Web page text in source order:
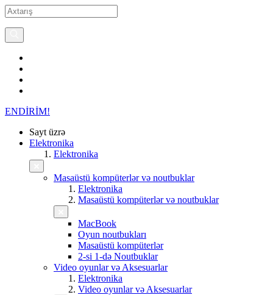
ENDİRİM!
Sayt üzrə
Elektronika
Elektronika
Masaüstü kompüterlər və noutbuklar
Elektronika
Masaüstü kompüterlər və noutbuklar
MacBook
Oyun noutbukları
Masaüstü kompüterlər
2-si 1-də Noutbuklar
Video oyunlar və Aksesuarlar
Elektronika
Video oyunlar və Aksesuarlar